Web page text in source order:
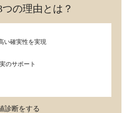
の理由とは？
い確実性を実現
のサポート
診断をする